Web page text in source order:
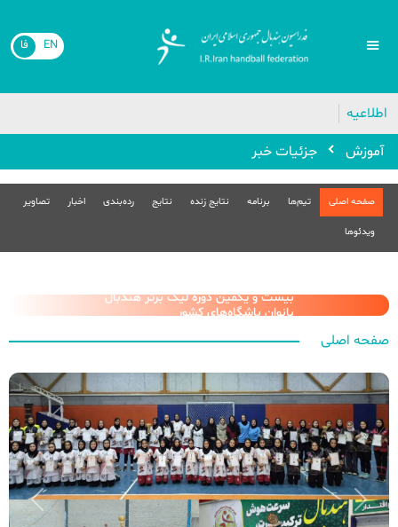
EN فا
اطلاعیه🔴
آموزش
جزئیات خبر
صفحه اصلی تیم‌ها برنامه نتایج زنده نتایج رده‌بندی اخبار تصاویر
ویدئوها
بیست و یکمین دوره لیگ برتر هندبال
بانوان باشگاه‌های کشور
صفحه اصلی
Previous
Next